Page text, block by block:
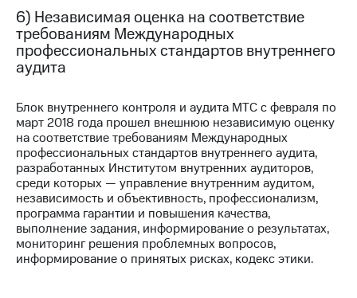
Еврооблигации-2023
Уведомление
о
Другое
Регистратор
Реквизиты
Контакты
развитие
деловая этика
На главную
6) Независимая оценка на соответствие
требованиям Международных
профессиональных стандартов внутреннего
аудита
Блок внутреннего контроля и аудита МТС с февраля по
март 2018 года прошел внешнюю независимую оценку
на соответствие требованиям Международных
профессиональных стандартов внутреннего аудита,
разработанных Институтом внутренних аудиторов,
среди которых — управление внутренним аудитом,
независимость и объективность, профессионализм,
программа гарантии и повышения качества,
выполнение задания, информирование о результатах,
мониторинг решения проблемных вопросов,
информирование о принятых рисках, кодекс этики.